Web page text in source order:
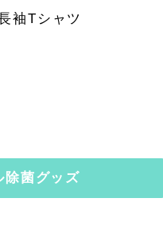
袖Tシャツ
除菌グッズ